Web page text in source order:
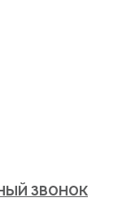
ЗВОНОК